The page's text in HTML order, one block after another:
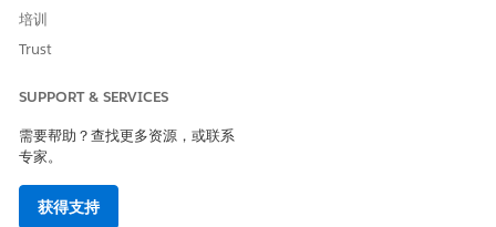
培训
Trust
SUPPORT & SERVICES
需要帮助？查找更多资源，或联系
专家。
获得支持